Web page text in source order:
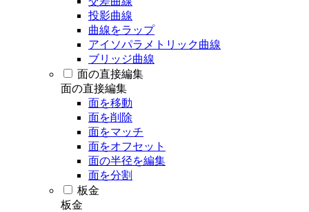
投影曲線
曲線をラップ
アイソパラメトリック曲線
ブリッジ曲線
面の直接編集
面の直接編集
面を移動
面を削除
面をマッチ
面をオフセット
面の半径を編集
面を分割
板金
板金